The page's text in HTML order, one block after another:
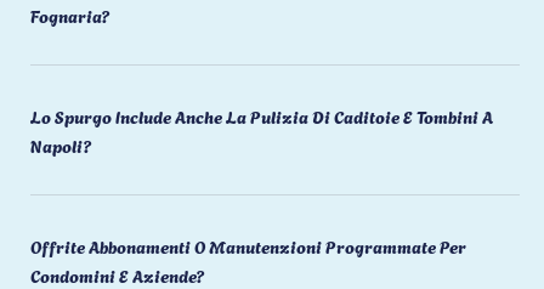
Fognaria?
Lo Spurgo Include Anche La Pulizia Di Caditoie E Tombini A
Napoli?
Offrite Abbonamenti O Manutenzioni Programmate Per
Condomini E Aziende?